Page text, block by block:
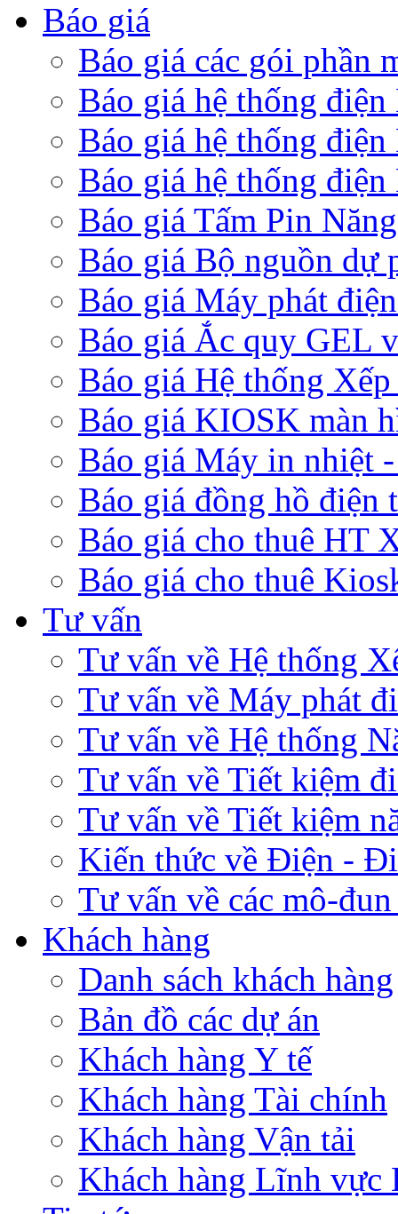
Báo giá
Báo giá các gói phần
Báo giá hệ thống
Báo giá hệ thống
Báo giá hệ thống
Báo giá Tấm Pin
Báo giá Bộ nguồn dự
Báo giá Máy phát
Báo giá Ắc quy GEL
Báo giá Hệ thống
Báo giá KIOSK màn
Báo giá Máy in nhiệt
Báo giá đồng hồ điện
Báo giá cho thuê HT
Báo giá cho thuê
Tư vấn
Tư vấn về Hệ thống
Tư vấn về Máy phát
Tư vấn về Hệ thống
Tư vấn về Tiết kiệm
Tư vấn về Tiết kiệm
Kiến thức về Điện -
Tư vấn về các mô-
Khách hàng
Danh sách khách hàng
Bản đồ các dự án
Khách hàng Y tế
Khách hàng Tài chính
Khách hàng Vận tải
Khách hàng Lĩnh vực